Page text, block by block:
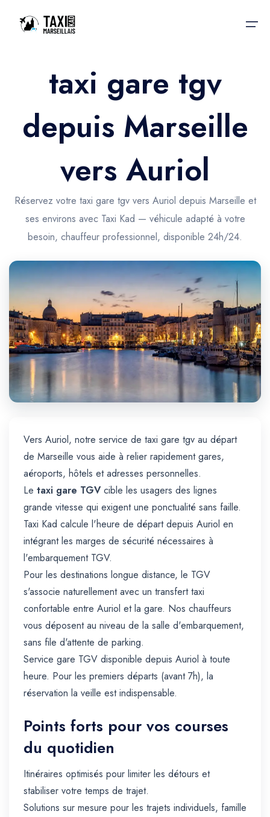
Accueil
Nos services
Nos services
Trajet Gare SNCF
Trajet Port croisière
Trajet Séminaire
Trajet Santé
Trajet Longue Distance
Taxis aéroport
Réservation
Actualités & évènements
Contactez-nous
taxi gare tgv
depuis Marseille
vers Auriol
Réservez votre taxi gare tgv vers Auriol depuis Marseille et
ses environs avec Taxi Kad — véhicule adapté à votre
besoin, chauffeur professionnel, disponible 24h/24.
Vers Auriol, notre service de taxi gare tgv au départ
de Marseille vous aide à relier rapidement gares,
aéroports, hôtels et adresses personnelles.
Le taxi gare TGVcible les usagers des lignes
grande vitesse qui exigent une ponctualité sans faille.
Taxi Kad calcule l'heure de départ depuis Auriol en
intégrant les marges de sécurité nécessaires à
l'embarquement TGV.
Pour les destinations longue distance, le TGV
s'associe naturellement avec un transfert taxi
confortable entre Auriol et la gare. Nos chauffeurs
vous déposent au niveau de la salle d'embarquement,
sans file d'attente de parking.
Service gare TGV disponible depuis Auriol à toute
heure. Pour les premiers départs (avant 7h), la
réservation la veille est indispensable.
Points forts pour vos courses
du quotidien
Itinéraires optimisés pour limiter les détours et
stabiliser votre temps de trajet.
Solutions sur mesure pour les trajets individuels, famille